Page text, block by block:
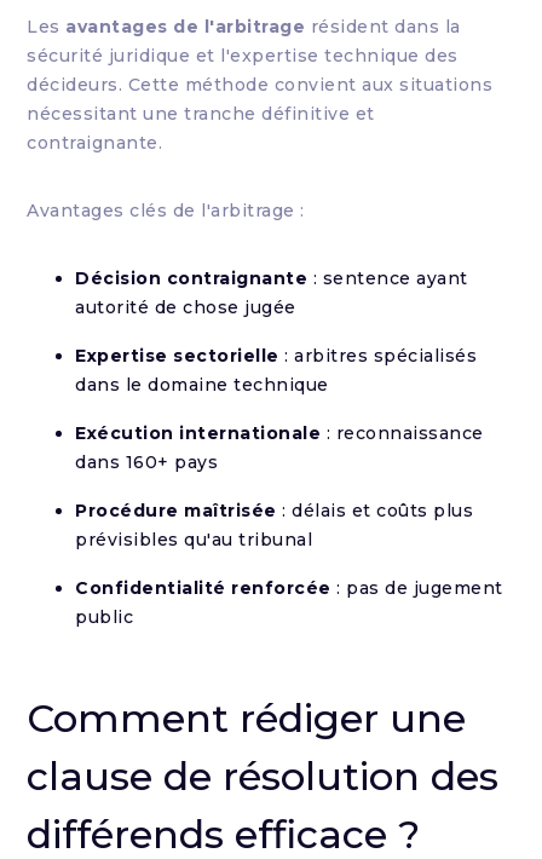
Les avantages de l'arbitrage résident dans la
sécurité juridique et l'expertise technique des
décideurs. Cette méthode convient aux situations
nécessitant une tranche définitive et
contraignante.
Avantages clés de l'arbitrage :
Décision contraignante : sentence ayant
autorité de chose jugée
Expertise sectorielle : arbitres spécialisés
dans le domaine technique
Exécution internationale : reconnaissance
dans 160+ pays
Procédure maîtrisée : délais et coûts plus
prévisibles qu'au tribunal
Confidentialité renforcée : pas de jugement
public
Comment rédiger une
clause de résolution des
différends efficace ?